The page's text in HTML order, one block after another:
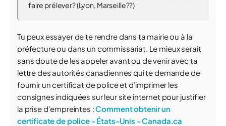
faire prélever? (Lyon, Marseille??)
Tu peux essayer de te rendre dans ta mairie ou à la
préfecture ou dans un commissariat. Le mieux serait
sans doute de les appeler avant ou de venir avec ta
lettre des autorités canadiennes qui te demande de
fournir un certificat de police et d'imprimer les
consignes indiquées sur leur site internet pour justifier
la prise d'empreintes :Comment obtenir un
certificate de police - États-Unis - Canada.ca